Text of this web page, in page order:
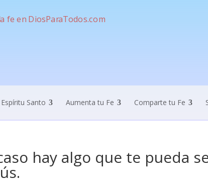
Espíritu Santo Aumenta tu Fe Comparte tu Fe
hay algo que te pueda